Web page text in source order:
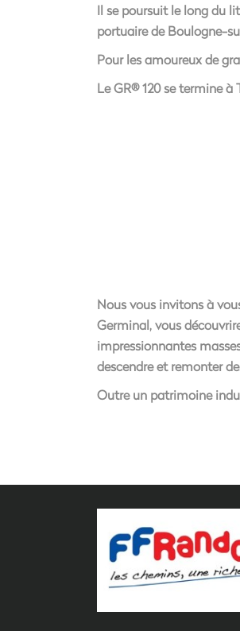
Il se poursuit le long du
portuaire de Boulogne-
Pour les amoureux de
Le GR® 120 se termine
Nous vous invitons à
Germinal, vous
impressionnantes
descendre et remonter
Outre un patrimoine